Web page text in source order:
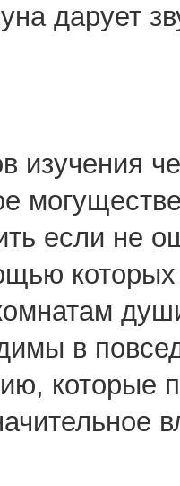
дарует
изучения
если не
в
которые